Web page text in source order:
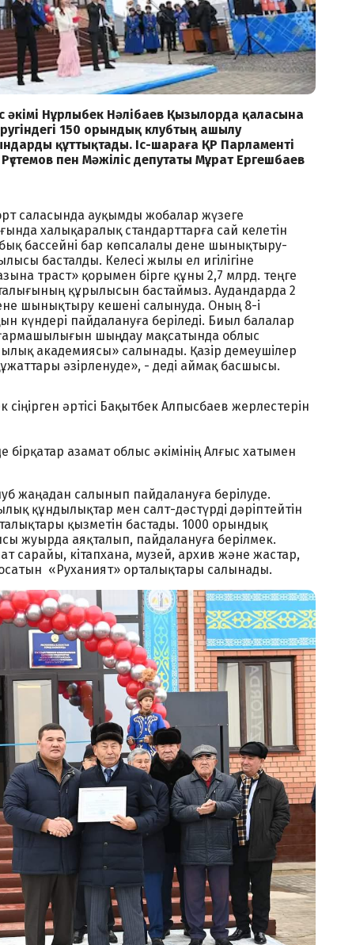
әкімі Нұрлыбек Нәлібаев Қызылорда қаласына
150 орындық клубтың ашылу
құттықтады. Іс-шараға ҚР Парламенті
пен Мәжіліс депутаты Мұрат Ергешбаев
саласында ауқымды жобалар жүзеге
халықаралық стандарттарға сай келетін
бассейні бар көпсалалы дене шынықтыру-
басталды. Келесі жылы ел игілігіне
траст» қорымен бірге құны 2,7 млрд. теңге
құрылысын бастаймыз. Аудандарда 2
шынықтыру кешені салынуда. Оның 8-і
күндері пайдалануға беріледі. Биыл балалар
шыңдау мақсатында облыс
академиясы» салынады. Қазір демеушілер
әзірленуде», - деді аймақ басшысы.
әртісі Бақытбек Алпысбаев жерлестерін
азамат облыс әкімінің Алғыс хатымен
жаңадан салынып пайдалануға берілуде.
құндылықтар мен салт-дәстүрді дәріптейтін
қызметін бастады. 1000 орындық
жуырда аяқталып, пайдалануға берілмек.
сарайы, кітапхана, музей, архив және жастар,
«Руханият» орталықтары салынады.